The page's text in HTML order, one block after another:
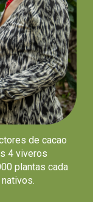
de cacao
4 viveros
plantas cada